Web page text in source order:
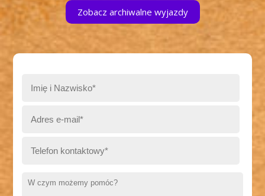
Zobacz archiwalne wyjazdy